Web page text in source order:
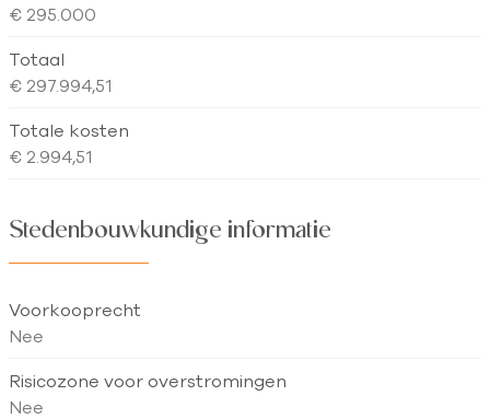
€ 295.000
Totaal
€ 297.994,51
Totale kosten
€ 2.994,51
Stedenbouwkundige informatie
Voorkooprecht
Nee
Risicozone voor overstromingen
Nee